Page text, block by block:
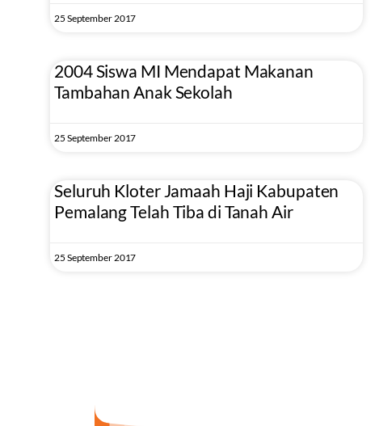
25 September 2017
2004 Siswa MI Mendapat Makanan
Tambahan Anak Sekolah
25 September 2017
Seluruh Kloter Jamaah Haji Kabupaten
Pemalang Telah Tiba di Tanah Air
25 September 2017